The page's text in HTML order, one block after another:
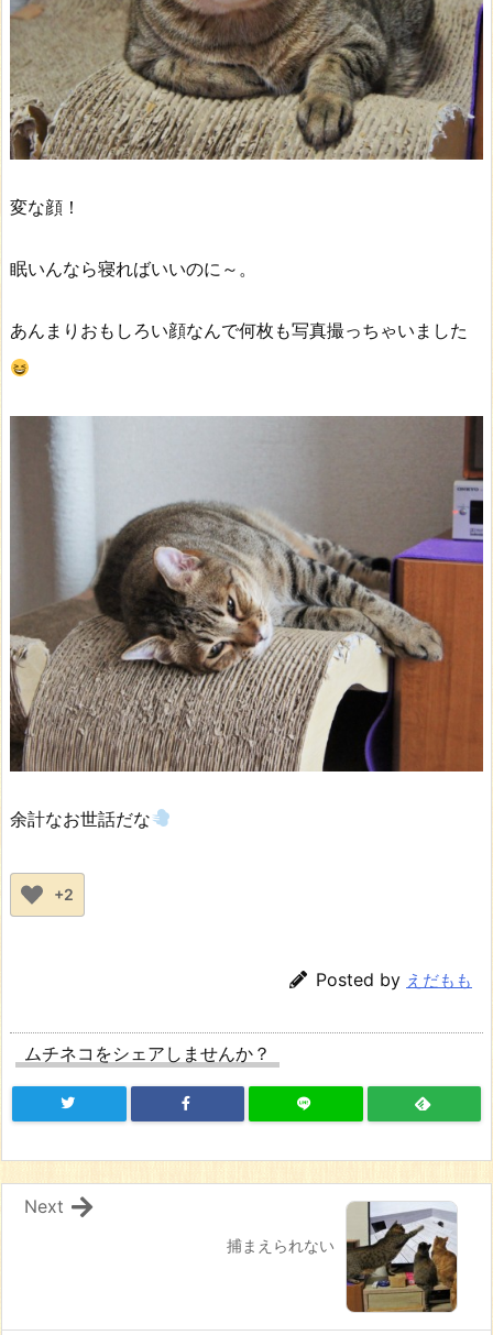
変な顔！
眠いんなら寝ればいいのに～。
あんまりおもしろい顔なんで何枚も写真撮っちゃいました
余計なお世話だな
+2
Posted by えだもも
ムチネコをシェアしませんか？
捕まえられない
Next